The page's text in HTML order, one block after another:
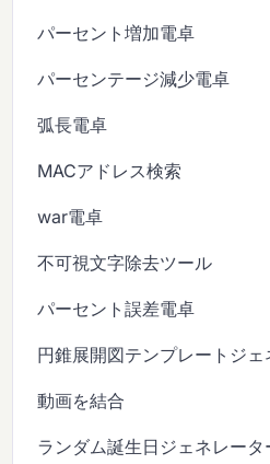
パーセント増加電卓
パーセンテージ減少電卓
弧長電卓
MACアドレス検索
war電卓
不可視文字除去ツール
パーセント誤差電卓
円錐展開図テンプレートジェ
動画を結合
ランダム誕生日ジェネレータ